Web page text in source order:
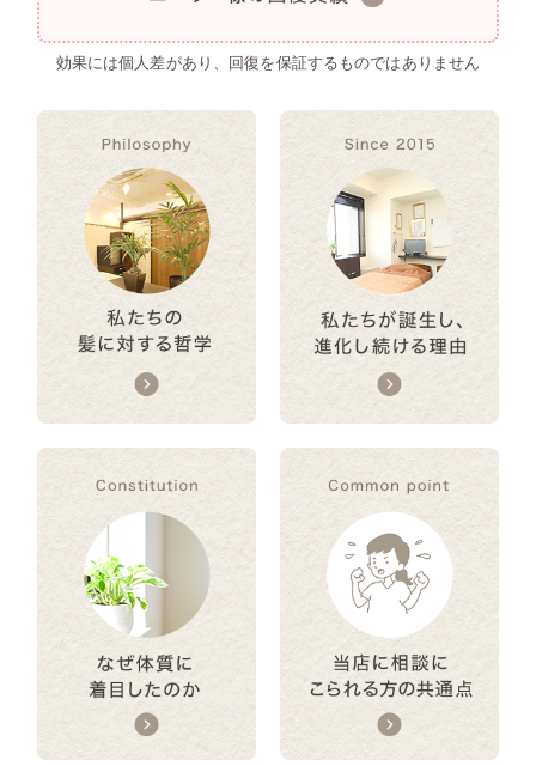
効果には個人差があり、回復を保証するものではありません